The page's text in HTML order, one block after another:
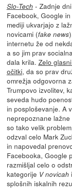
Slo-Tech - Zadnje
Facebook, Google
mediji ukvarjajo z
novicami (fake news
internetu že od
a so jim prav
dala krila. Zelo
očitki, da so prav
omrežja odgovorna
Trumpovo izvolitev,
seveda hudo
in posploševanje. A
neprepoznane lažne
so tako velik
odzval celo Mark
in napovedal
Facebooka, Google
razmišljal celo o
kategorije V novicah
splošnih iskalnih